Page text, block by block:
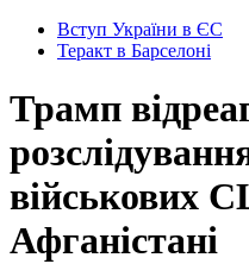
Вступ України в ЄС
Теракт в Барселоні
Трамп
військових
Афганістані